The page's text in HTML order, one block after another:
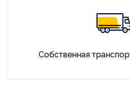
Собственная